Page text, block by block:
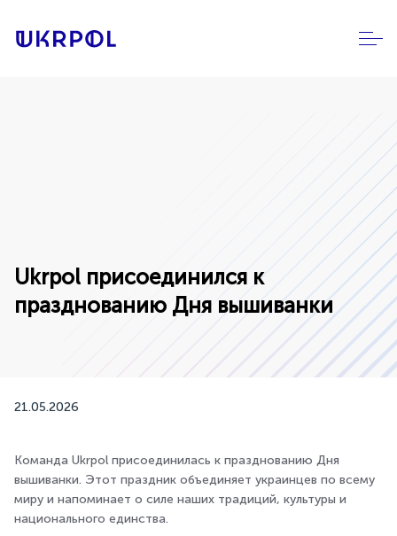
Ukrpol присоединился к
празднованию Дня вышиванки
21.05.2026
Команда Ukrpol присоединилась к празднованию Дня
вышиванки. Этот праздник объединяет украинцев по всему
миру и напоминает о силе наших традиций, культуры и
национального единства.